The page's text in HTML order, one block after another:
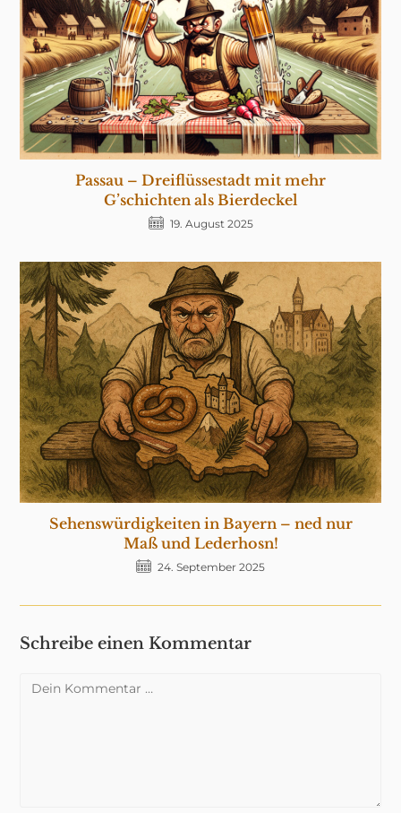
Passau – Dreiflüssestadt mit mehr
G’schichten als Bierdeckel
19. August 2025
Sehenswürdigkeiten in Bayern – ned nur
Maß und Lederhosn!
24. September 2025
Schreibe einen Kommentar
Kommentar